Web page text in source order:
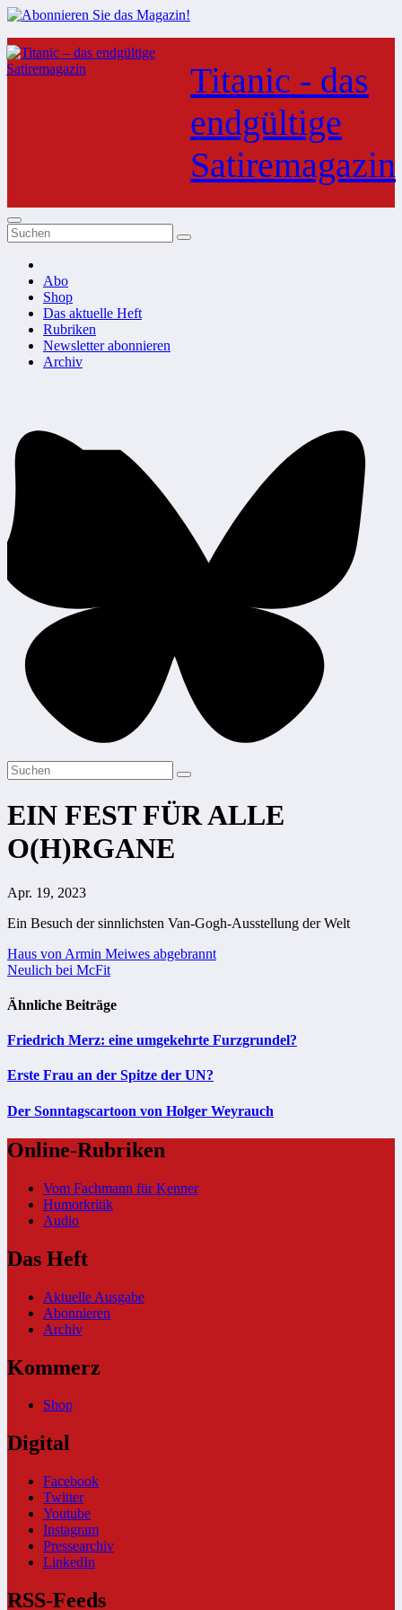
Zum
Inhalt
springen
Titanic - das
endgültige
Satiremagazin
Abo
Shop
Das aktuelle Heft
Rubriken
Newsletter abonnieren
Archiv
EIN FEST FÜR ALLE
O(H)RGANE
Apr. 19, 2023
Ein Besuch der sinnlichsten Van-Gogh-Ausstellung der Welt
Beitragsnavigation
Haus von Armin Meiwes abgebrannt
Neulich bei McFit
Ähnliche Beiträge
Friedrich Merz: eine umgekehrte Furzgrundel?
Erste Frau an der Spitze der UN?
Der Sonntagscartoon von Holger Weyrauch
Online-Rubriken
Vom Fachmann für Kenner
Humorkritik
Audio
Das Heft
Aktuelle Ausgabe
Abonnieren
Archiv
Kommerz
Shop
Digital
Facebook
Twitter
Youtube
Instagram
Pressearchiv
LinkedIn
RSS-Feeds